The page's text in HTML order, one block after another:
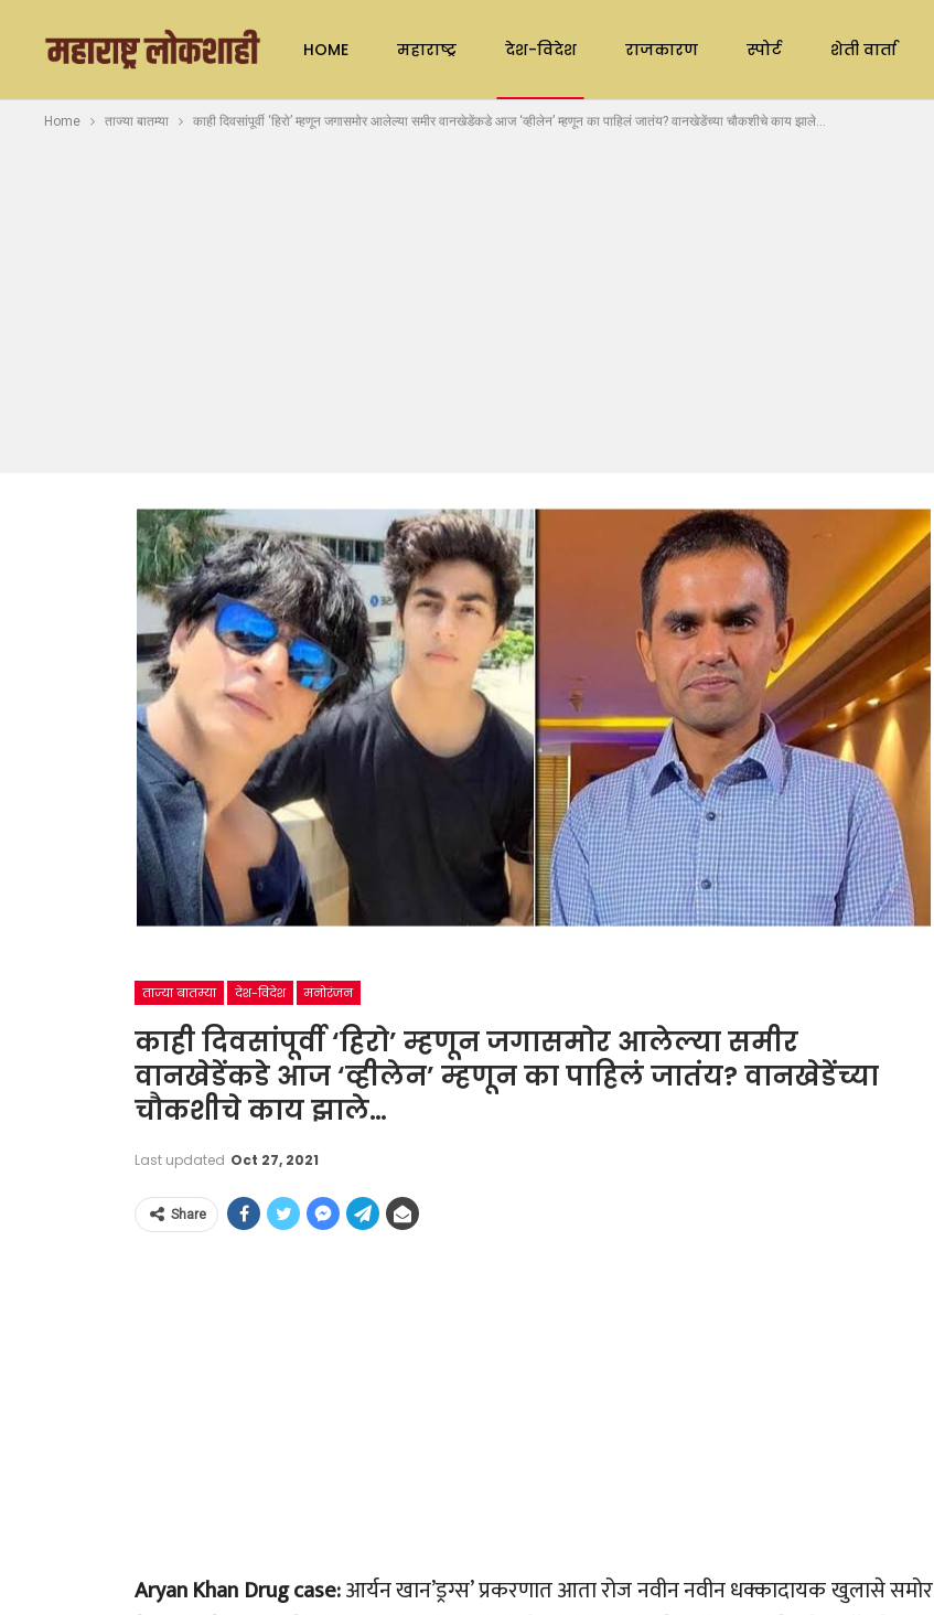
HOME महाराष्ट्र देश-विदेश राजकारण स्पोर्ट शेती वार्ता
Home ताज्या बातम्या काही दिवसांपूर्वी ‘हिरो’ म्हणून जगासमोर आलेल्या समीर वानखेडेंकडे आज ‘व्हीलेन’ म्हणून का पाहिलं जातंय? वानखेडेंच्या चौकशीचे काय झाले…
ताज्या बातम्या देश-विदेश मनोरंजन
काही दिवसांपूर्वी ‘हिरो’ म्हणून जगासमोर आलेल्या समीर
वानखेडेंकडे आज ‘व्हीलेन’ म्हणून का पाहिलं जातंय? वानखेडेंच्या
चौकशीचे काय झाले…
Last updated Oct 27, 2021
Share
Aryan Khan Drug case:आर्यन खान’ड्रग्स’ प्रकरणात आता रोज नवीन नवीन धक्कादायक खुलासे समोर